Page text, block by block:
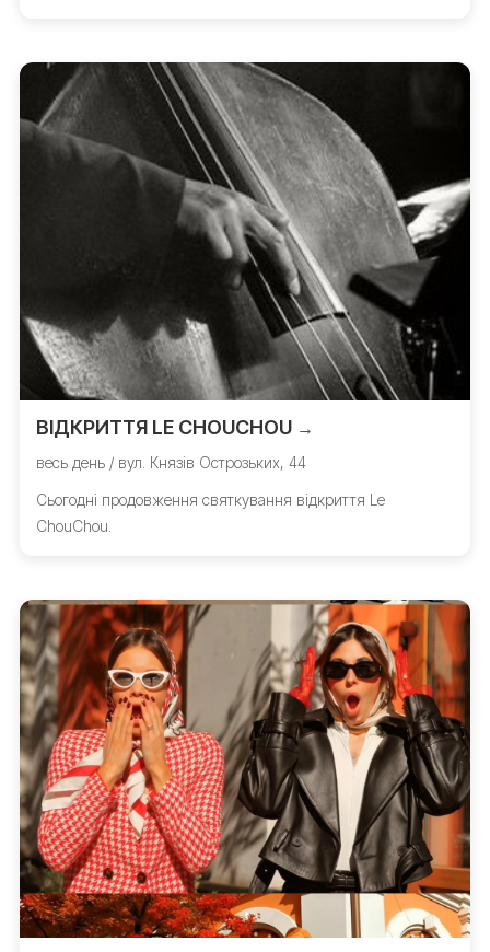
ВІДКРИТТЯ LE CHOUCHOU →
весь день / вул. Князів Острозьких, 44
Сьогодні продовження святкування відкриття Le
ChouChou.